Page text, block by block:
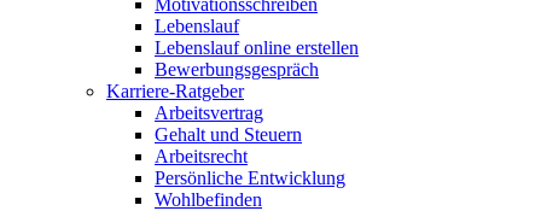
Motivationsschreiben
Lebenslauf
Lebenslauf online erstellen
Bewerbungsgespräch
Karriere-Ratgeber
Arbeitsvertrag
Gehalt und Steuern
Arbeitsrecht
Persönliche Entwicklung
Wohlbefinden